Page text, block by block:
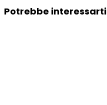
Potrebbe interessarti